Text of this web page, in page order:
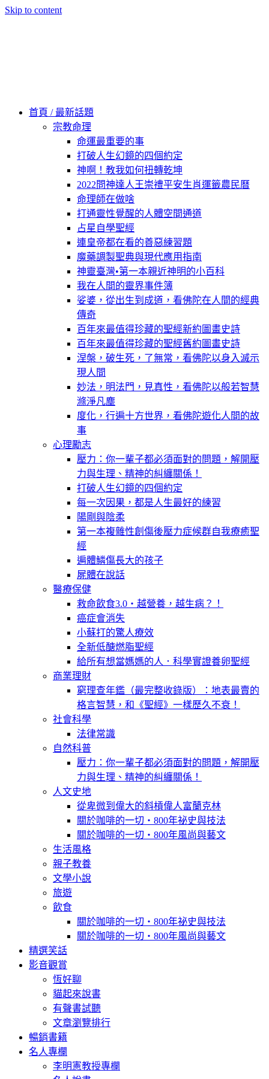
Skip to content
首頁 / 最新話題
宗教命理
命運最重要的事
打破人生幻鏡的四個約定
神啊！教我如何扭轉乾坤
2022問神達人王崇禮平安生肖運籤農民曆
命理師在做啥
打通靈性覺醒的人體空間通道
占星自學聖經
連皇帝都在看的善惡練習題
魔藥調製聖典與現代應用指南
神靈臺灣•第一本親近神明的小百科
我在人間的靈界事件簿
娑婆，從出生到成道，看佛陀在人間的經典
傳奇
百年來最值得珍藏的聖經新約圖畫史詩
百年來最值得珍藏的聖經舊約圖畫史詩
涅槃，破生死，了無常，看佛陀以身入滅示
現人間
妙法，明法門，見真性，看佛陀以般若智慧
滌淨凡塵
度化，行遍十方世界，看佛陀遊化人間的故
事
心理勵志
壓力：你一輩子都必須面對的問題，解開壓
力與生理、精神的糾纏關係！
打破人生幻鏡的四個約定
每一次因果，都是人生最好的練習
陽剛與陰柔
第一本複雜性創傷後壓力症候群自我療癒聖
經
遍體鱗傷長大的孩子
屍體在說話
醫療保健
救命飲食3.0‧越營養，越生病？！
癌症會消失
小蘇打的驚人療效
全新低醣燃脂聖經
給所有想當媽媽的人．科學實證養卵聖經
商業理財
窮理查年鑑（最完整收錄版）：地表最賣的
格言智慧，和《聖經》一樣歷久不衰！
社會科學
法律常識
自然科普
壓力：你一輩子都必須面對的問題，解開壓
力與生理、精神的糾纏關係！
人文史地
從卑微到偉大的斜槓偉人富蘭克林
關於咖啡的一切‧800年祕史與技法
關於咖啡的一切‧800年風尚與藝文
生活風格
親子教養
文學小說
旅遊
飲食
關於咖啡的一切‧800年祕史與技法
關於咖啡的一切‧800年風尚與藝文
精選笑話
影音觀賞
恆好聊
貓起來說書
有聲書試聽
文章瀏覽排行
暢銷書籍
名人專欄
李明憲教授專欄